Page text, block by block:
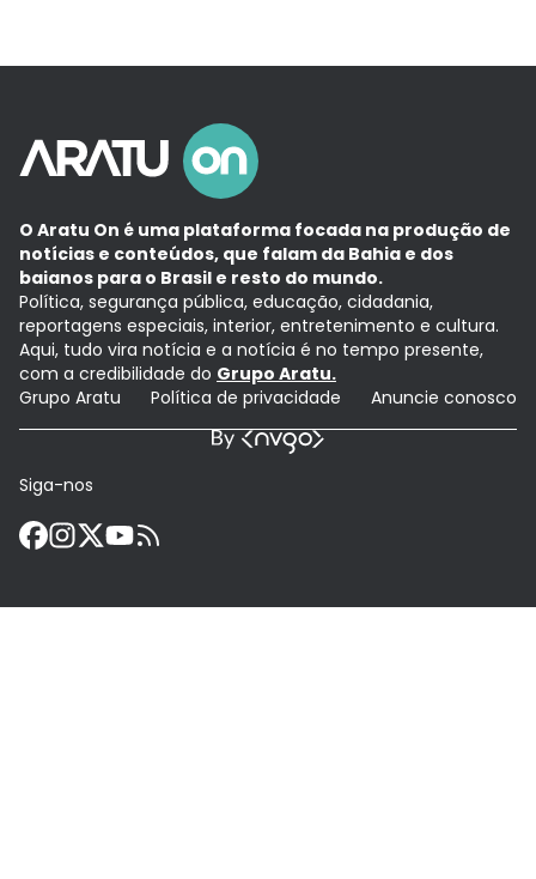
O Aratu On é uma plataforma focada na produção de
notícias e conteúdos, que falam da Bahia e dos
baianos para o Brasil e resto do mundo.
Política, segurança pública, educação, cidadania,
reportagens especiais, interior, entretenimento e cultura.
Aqui, tudo vira notícia e a notícia é no tempo presente,
com a credibilidade do Grupo Aratu.
Grupo Aratu
Política de privacidade Anuncie conosco
Siga-nos